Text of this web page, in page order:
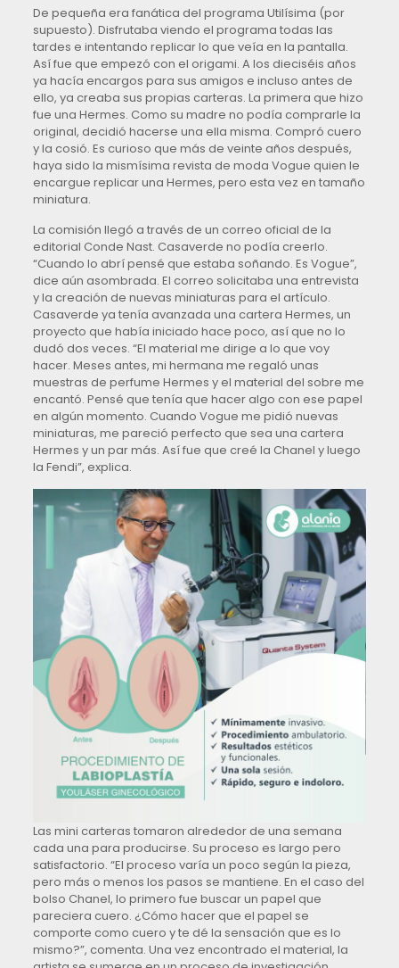
De pequeña era fanática del programa Utilísima (por
supuesto). Disfrutaba viendo el programa todas las
tardes e intentando replicar lo que veía en la pantalla.
Así fue que empezó con el origami. A los dieciséis años
ya hacía encargos para sus amigos e incluso antes de
ello, ya creaba sus propias carteras. La primera que hizo
fue una Hermes. Como su madre no podía comprarle la
original, decidió hacerse una ella misma. Compró cuero
y la cosió. Es curioso que más de veinte años después,
haya sido la mismísima revista de moda Vogue quien le
encargue replicar una Hermes, pero esta vez en tamaño
miniatura.
La comisión llegó a través de un correo oficial de la
editorial Conde Nast. Casaverde no podía creerlo.
“Cuando lo abrí pensé que estaba soñando. Es Vogue”,
dice aún asombrada. El correo solicitaba una entrevista
y la creación de nuevas miniaturas para el artículo.
Casaverde ya tenía avanzada una cartera Hermes, un
proyecto que había iniciado hace poco, así que no lo
dudó dos veces. “El material me dirige a lo que voy
hacer. Meses antes, mi hermana me regaló unas
muestras de perfume Hermes y el material del sobre me
encantó. Pensé que tenía que hacer algo con ese papel
en algún momento. Cuando Vogue me pidió nuevas
miniaturas, me pareció perfecto que sea una cartera
Hermes y un par más. Así fue que creé la Chanel y luego
la Fendi”, explica.
Las mini carteras tomaron alrededor de una semana
cada una para producirse. Su proceso es largo pero
satisfactorio. “El proceso varía un poco según la pieza,
pero más o menos los pasos se mantiene. En el caso del
bolso Chanel, lo primero fue buscar un papel que
pareciera cuero. ¿Cómo hacer que el papel se
comporte como cuero y te dé la sensación que es lo
mismo?”, comenta. Una vez encontrado el material, la